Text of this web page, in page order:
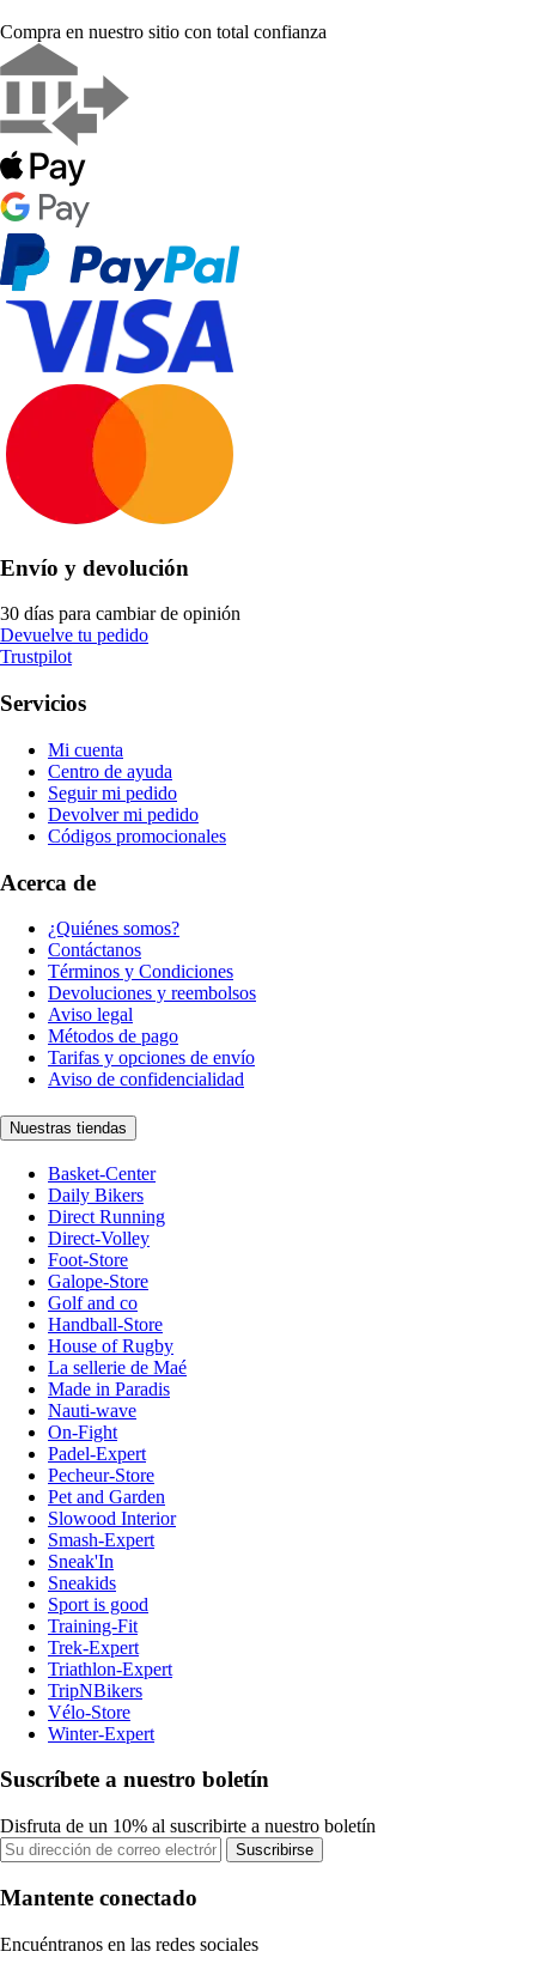
Compra en nuestro sitio con total confianza
Envío y devolución
30 días para cambiar de opinión
Devuelve tu pedido
Trustpilot
Servicios
Mi cuenta
Centro de ayuda
Seguir mi pedido
Devolver mi pedido
Códigos promocionales
Acerca de
¿Quiénes somos?
Contáctanos
Términos y Condiciones
Devoluciones y reembolsos
Aviso legal
Métodos de pago
Tarifas y opciones de envío
Aviso de confidencialidad
Nuestras tiendas
Basket-Center
Daily Bikers
Direct Running
Direct-Volley
Foot-Store
Galope-Store
Golf and co
Handball-Store
House of Rugby
La sellerie de Maé
Made in Paradis
Nauti-wave
On-Fight
Padel-Expert
Pecheur-Store
Pet and Garden
Slowood Interior
Smash-Expert
Sneak'In
Sneakids
Sport is good
Training-Fit
Trek-Expert
Triathlon-Expert
TripNBikers
Vélo-Store
Winter-Expert
Suscríbete a nuestro boletín
Disfruta de un 10% al suscribirte a nuestro boletín
Suscribirse
Mantente conectado
Encuéntranos en las redes sociales